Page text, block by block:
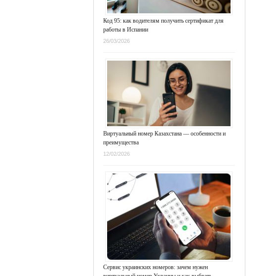
Код 95: как водителям получить сертификат для
работы в Испании
26/03/2026
Виртуальный номер Казахстана — особенности и
преимущества
12/02/2026
Сервис украинских номеров: зачем нужен